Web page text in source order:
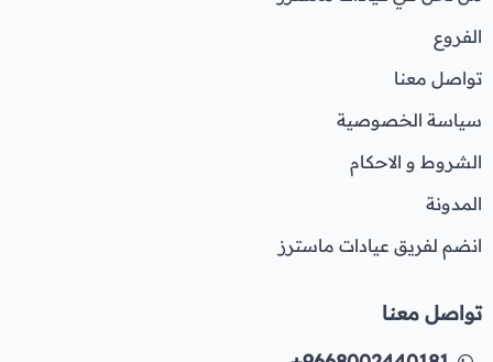
الفروع
تواصل معنا
سياسة الخصوصية
الشروط و الاحكام
المدونة
انضم لفريق عيادات ماسترز
تواصل معنا